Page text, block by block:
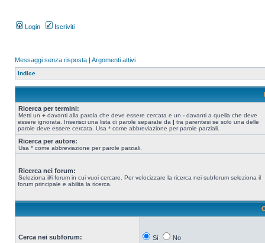
Login Iscriviti
Messaggi senza risposta | Argomenti attivi
Indice
Ricerca per termini:
Metti un + davanti alla parola che deve essere cercata e un - davanti a quella che deve
essere ignorata. Inserisci una lista di parole separate da | tra parentesi se solo una delle
parole deve essere cercata. Usa * come abbreviazione per parole parziali.
Ricerca per autore:
Usa * come abbreviazione per parole parziali.
Ricerca nei forum:
Seleziona il/i forum in cui vuoi cercare. Per velocizzare la ricerca nei subforum seleziona il
forum principale e abilita la ricerca.
Cerca nei subforum: Sì No